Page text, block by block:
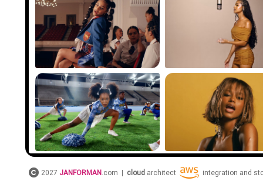
2027 JANFORMAN .com | cloud architect integration and